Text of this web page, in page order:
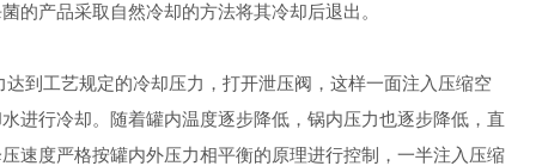
产品采取自然冷却的方法将其冷却后退出。
工艺规定的冷却压力，打开泄压阀，这样一面注入压缩空
进行冷却。随着罐内温度逐步降低，锅内压力也逐步降低，直
速度严格按罐内外压力相平衡的原理进行控制，一半注入压缩